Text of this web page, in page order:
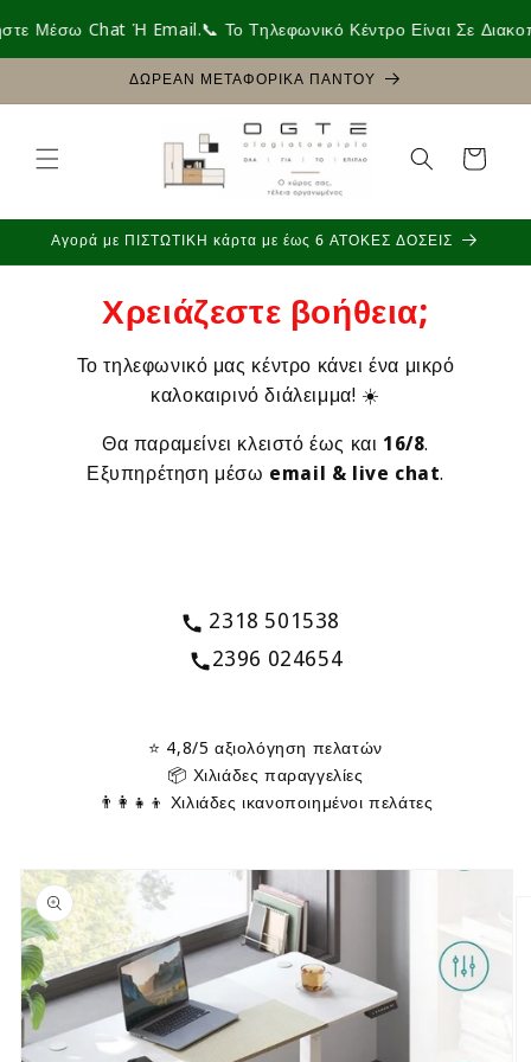
μετάβαση
στο
περιεχόμενο
Μέσω Chat Ή Email.📞 Το Τηλεφωνικό Κέντρο Είναι Σε
ΔΩΡΕΑΝ ΜΕΤΑΦΟΡΙΚΑ ΠΑΝΤΟΥ
Καλάθι
Αγορά με ΠΙΣΤΩΤΙΚΗ κάρτα με έως 6 ΑΤΟΚΕΣ ΔΟΣΕΙΣ
Χρειάζεστε βοήθεια;
Το τηλεφωνικό μας κέντρο κάνει ένα μικρό
καλοκαιρινό διάλειμμα! ☀️
Θα παραμείνει κλειστό έως και 16/8.
Εξυπηρέτηση μέσω email & live chat.
2318 501538
2396 024654
⭐ 4,8/5 αξιολόγηση πελατών
📦 Χιλιάδες παραγγελίες
👨‍👩‍👧‍👦 Χιλιάδες ικανοποιημένοι πελάτες
στις
πληροφορίες
προϊόντος